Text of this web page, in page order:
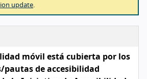
update.
móvil está cubierta por los
pautas de accesibilidad